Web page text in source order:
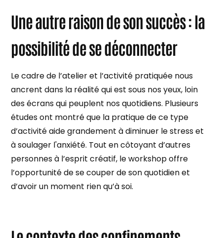
Une autre raison de son succès : la
possibilité de se déconnecter
Le cadre de l’atelier et l’activité pratiquée nous
ancrent dans la réalité qui est sous nos yeux, loin
des écrans qui peuplent nos quotidiens. Plusieurs
études ont montré que la pratique de ce type
d’activité aide grandement à diminuer le stress et
à soulager l'anxiété. Tout en côtoyant d’autres
personnes à l’esprit créatif, le workshop offre
l’opportunité de se couper de son quotidien et
d’avoir un moment rien qu’à soi.